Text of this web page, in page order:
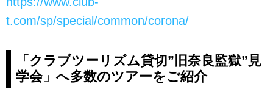
t.com/sp/special/common/corona/
「クラブツーリズム貸切”旧奈良監獄”見
学会」へ多数のツアーをご紹介